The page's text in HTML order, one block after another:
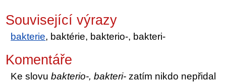
Související výrazy
bakterie, baktérie, bakterio-, bakteri-
Komentáře
Ke slovubakterio-, bakteri- zatím nikdo nepřidal